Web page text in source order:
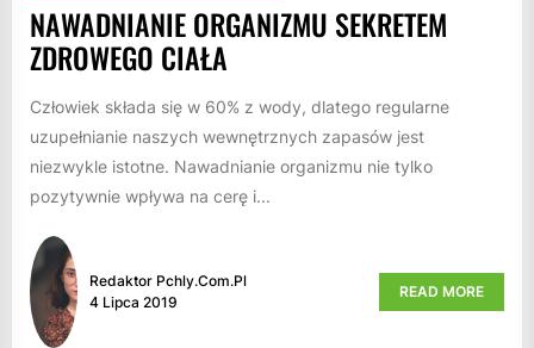
NAWADNIANIE ORGANIZMU SEKRETEM
ZDROWEGO CIAŁA
Człowiek składa się w 60% z wody, dlatego regularne
uzupełnianie naszych wewnętrznych zapasów jest
niezwykle istotne. Nawadnianie organizmu nie tylko
pozytywnie wpływa na cerę i...
Redaktor Pchly.com.pl
4 Lipca 2019
READ MORE